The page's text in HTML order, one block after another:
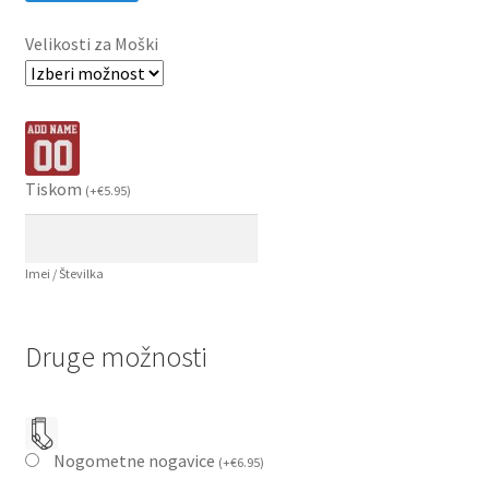
Velikosti za Moški
Tiskom (+€5.95)
Imei / Številka
Druge možnosti
Nogometne nogavice (+€6.95)